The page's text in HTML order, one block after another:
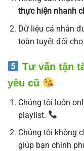
thực hiện nhanh
Dữ liệu cá nhân
toàn tuyệt đối
Tư vấn tận
yêu cũ
Chúng tôi luôn
playlist.
Chúng tôi không
giúp bạn chinh